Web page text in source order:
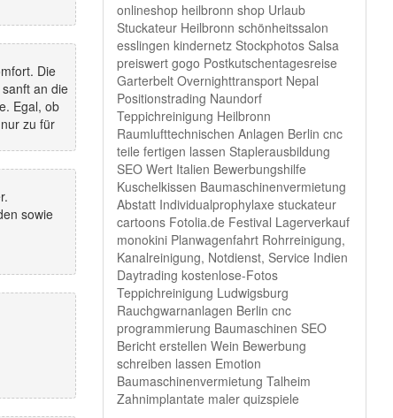
Die
an die
Egal, ob
zu für
sowie
onlineshop heilbronn shop Urlaub
Stuckateur Heilbronn schönheitssalon
esslingen kindernetz Stockphotos Salsa
preiswert gogo Postkutschentagesreise
Garterbelt Overnighttransport Nepal
Positionstrading Naundorf
Teppichreinigung Heilbronn
Raumlufttechnischen Anlagen Berlin cnc
teile fertigen lassen Staplerausbildung
SEO Wert Italien Bewerbungshilfe
Kuschelkissen Baumaschinenvermietung
Abstatt Individualprophylaxe stuckateur
cartoons Fotolia.de Festival Lagerverkauf
monokini Planwagenfahrt Rohrreinigung,
Kanalreinigung, Notdienst, Service Indien
Daytrading kostenlose-Fotos
Teppichreinigung Ludwigsburg
Rauchgwarnanlagen Berlin cnc
programmierung Baumaschinen SEO
Bericht erstellen Wein Bewerbung
schreiben lassen Emotion
Baumaschinenvermietung Talheim
Zahnimplantate maler quizspiele